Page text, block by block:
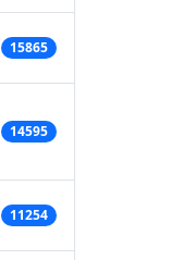
15865
14595
11254